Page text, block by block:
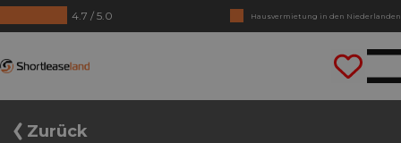
4.7 / 5.0
Hausvermietung in den Niederlanden
Keine Jahrezahlen benötigt
Lass uns gleich losfahren
Zurück